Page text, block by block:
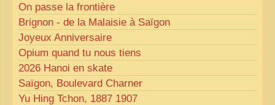
On passe la frontière
Brignon - de la Malaisie à Saïgon
Joyeux Anniversaire
Opium quand tu nous tiens
2026 Hanoi en skate
Saïgon, Boulevard Charner
Yu Hing Tchon, 1887 1907